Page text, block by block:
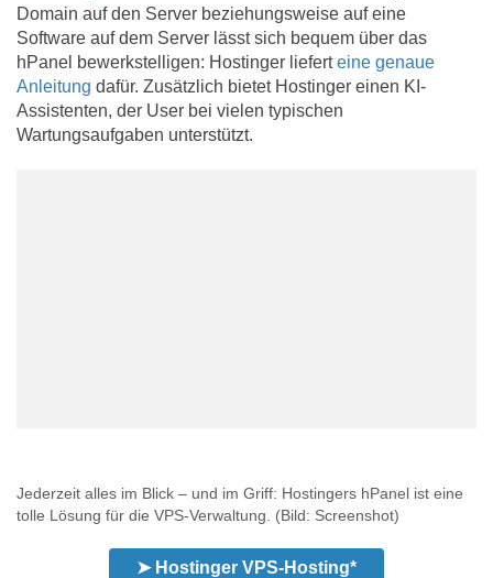
Domain auf den Server beziehungsweise auf eine
Software auf dem Server lässt sich bequem über das
hPanel bewerkstelligen: Hostinger lieferteine genaue
Anleitung dafür. Zusätzlich bietet Hostinger einen KI-
Assistenten, der User bei vielen typischen
Wartungsaufgaben unterstützt.
Jederzeit alles im Blick – und im Griff: Hostingers hPanel ist eine
tolle Lösung für die VPS-Verwaltung. (Bild: Screenshot)
➤ Hostinger VPS-Hosting*